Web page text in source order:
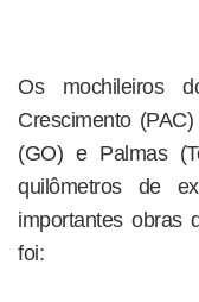
Os mochileiros
Crescimento
(GO) e Palmas
quilômetros de
importantes obras
foi: